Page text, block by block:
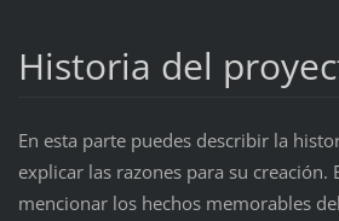
Historia del
En esta parte puedes describir la
explicar las razones para su creación.
mencionar los hechos memorables